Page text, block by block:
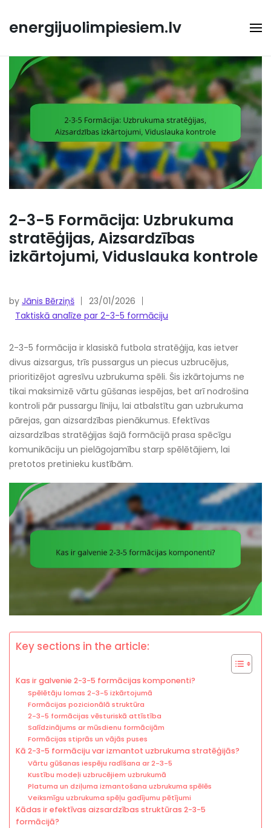
content
energijuolimpiesiem.lv
2-3-5 Formācija: Uzbrukuma
stratēģijas, Aizsardzības
izkārtojumi, Viduslauka kontrole
by Jānis Bērziņš
23/01/2026
Taktiskā analīze par 2-3-5 formāciju
2-3-5 formācija ir klasiskā futbola stratēģija, kas ietver
divus aizsargus, trīs pussargus un piecus uzbrucējus,
prioritizējot agresīvu uzbrukuma spēli. Šis izkārtojums ne
tikai maksimizē vārtu gūšanas iespējas, bet arī nodrošina
kontroli pār pussargu līniju, lai atbalstītu gan uzbrukuma
pārejas, gan aizsardzības pienākumus. Efektīvas
aizsardzības stratēģijas šajā formācijā prasa spēcīgu
komunikāciju un pielāgojamību starp spēlētājiem, lai
pretotos pretinieku kustībām.
Key sections in the article:
Kas ir galvenie 2-3-5 formācijas komponenti?
Spēlētāju lomas 2-3-5 izkārtojumā
Formācijas pozicionālā struktūra
2-3-5 formācijas vēsturiskā attīstība
Salīdzinājums ar mūsdienu formācijām
Formācijas stiprās un vājās puses
Kā 2-3-5 formāciju var izmantot uzbrukuma stratēģijās?
Vārtu gūšanas iespēju radīšana ar 2-3-5
Kustību modeļi uzbrucējiem uzbrukumā
Platuma un dziļuma izmantošana uzbrukuma spēlēs
Veiksmīgu uzbrukuma spēļu gadījumu pētījumi
Kādas ir efektīvas aizsardzības struktūras 2-3-5
formācijā?